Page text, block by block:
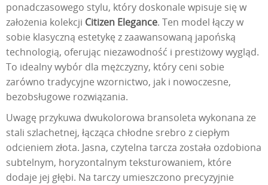
ponadczasowego stylu, który doskonale wpisuje się w
założenia kolekcji Citizen Elegance. Ten model łączy w
sobie klasyczną estetykę z zaawansowaną japońską
technologią, oferując niezawodność i prestiżowy wygląd.
To idealny wybór dla mężczyzny, który ceni sobie
zarówno tradycyjne wzornictwo, jak i nowoczesne,
bezobsługowe rozwiązania.
Uwagę przykuwa dwukolorowa bransoleta wykonana ze
stali szlachetnej, łącząca chłodne srebro z ciepłym
odcieniem złota. Jasna, czytelna tarcza została ozdobiona
subtelnym, horyzontalnym teksturowaniem, które
dodaje jej głębi. Na tarczy umieszczono precyzyjnie